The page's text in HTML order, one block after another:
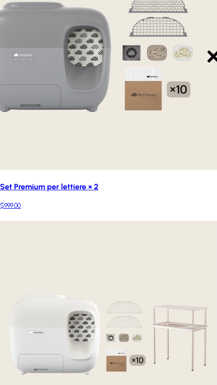
Set Premium per lettiere × 2
$999.00